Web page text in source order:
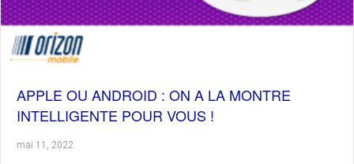
APPLE OU ANDROID : ON A LA MONTRE
INTELLIGENTE POUR VOUS !
mai 11, 2022